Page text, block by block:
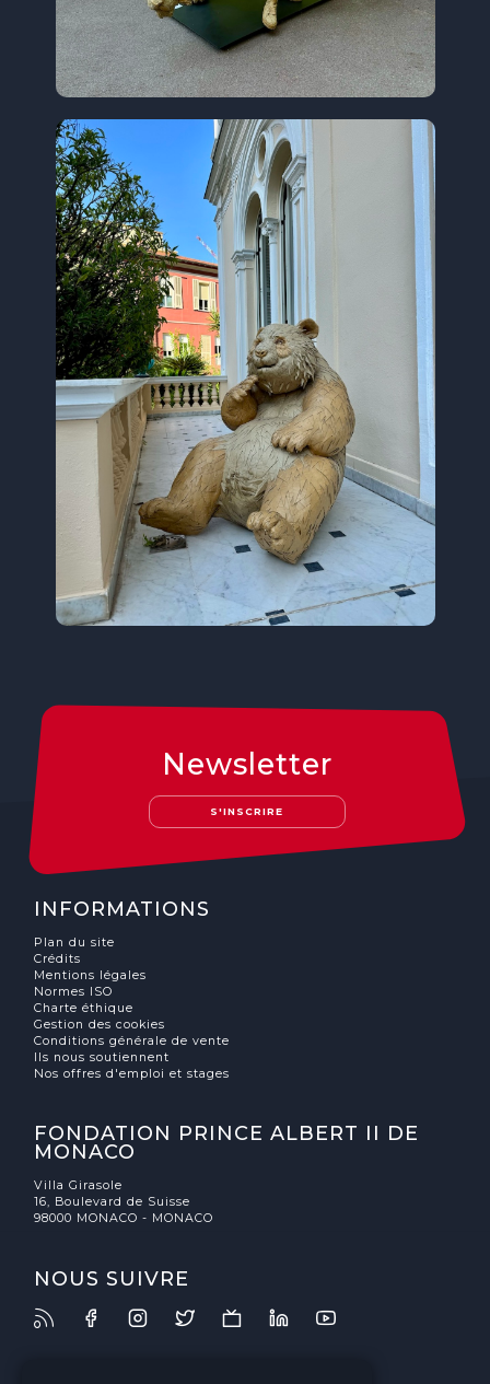
Newsletter
S'INSCRIRE
INFORMATIONS
Plan du site
Crédits
Mentions légales
Normes ISO
Charte éthique
Gestion des cookies
Conditions générale de vente
Ils nous soutiennent
Nos offres d'emploi et stages
FONDATION PRINCE ALBERT II DE
MONACO
Villa Girasole
16, Boulevard de Suisse
98000 MONACO - MONACO
NOUS SUIVRE